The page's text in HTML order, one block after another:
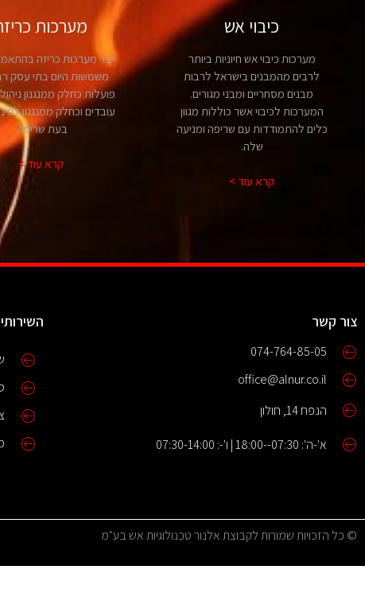
כיבוי אש
מערכות כיבוי אש חיוניות ביותר
לרבים מהמבנים בישראל לרבות
מבנים מסחריים ומבני מגורים.
המערכות לכיבוי אשר כוללות מגוון
כלים להתמודדות עם שריפה ומניעה
שלה.
קרא עוד >
מערכות
ייצר מערכות כריזה
משמשות היום בתי עסק
פועלות כחלק ממנגנון
עובדים וכחלק ממנגנון
בעת שריפה.
קרא עוד >
צור קשר
074-764-85-05
office@alnur.co.il
הנפח 14, חולון
א'-ה': 07:30--18:00 | ו'-: 07:30-14:00
© כל הזכויות שמורות לקבוצת אלנור טכנולוגיות אש בע"מ